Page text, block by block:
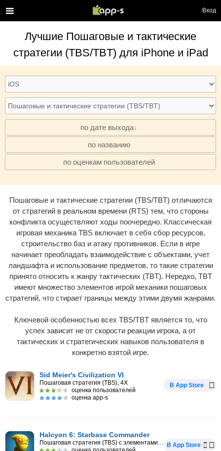
Вход
Лучшие Пошаговые и тактические
стратегии (TBS/TBT) для iPhone и iPad
по дате выхода
· по названию
· по оценкам пользователей
Пошаговые и тактические стратегии (TBS/TBT) отличаются
от стратегий в реальном времени (RTS) тем, что стороны
конфликта осуществляют ходы поочередно. Классическая
игровая механика TBS включает в себя сбор ресурсов,
строительство баз и атаку противников. Если в игре
начинает преобладать взаимодействие с объектами, учет
ландшафта и использование предметов, то такие стратегии
принято относить к жанру тактических (TBT). Нередко, TBT
имеют множество элементов игрой механики пошаговых
стратегий, что стирает границы между этими двумя жанрами.
Ключевой особенностью всех TBS/TBT является то, что
успех зависит не от скорости реакции игрока, а от
тактических и стратегических навыков пользователя в
конкретно взятой игре.
Sid Meier's Civilization VI
Пошаговая стратегия (TBS), 4X
оценка пользователей
оценка app-s
В App Store
Halcyon 6: Starbase Commander
Пошаговая стратегия (TBS) с элементами RPG
В App Store